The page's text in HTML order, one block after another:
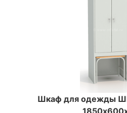
Шкаф для одежды